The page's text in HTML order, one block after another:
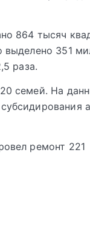
864 тысяч
выделено 351
раза.
семей. На
ремонт 221